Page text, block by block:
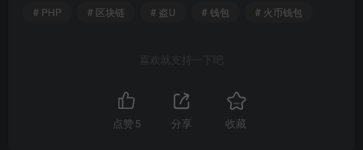
# PHP
# 区块链 # 盗U # 钱包 # 火币钱包
喜欢就支持一下吧
点赞 5 分享 收藏